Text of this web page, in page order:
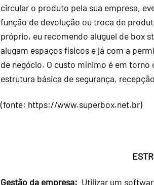
circular o produto pela sua empresa,
função de devolução ou troca de
próprio, eu recomendo aluguel de box
alugam espaços físicos e já com a
de negócio. O custo mínimo é em
estrutura básica de segurança,
(fonte: https://www.superbox.net.br)
Gestão da empresa: Utilizar um